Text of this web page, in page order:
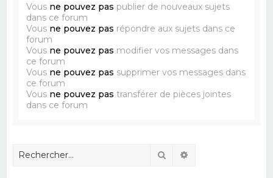
Vous ne pouvez pas publier de nouveaux sujets
dans ce forum
Vous ne pouvez pas répondre aux sujets dans ce
forum
Vous ne pouvez pas modifier vos messages dans
ce forum
Vous ne pouvez pas supprimer vos messages dans
ce forum
Vous ne pouvez pas transférer de pièces jointes
dans ce forum
Rechercher